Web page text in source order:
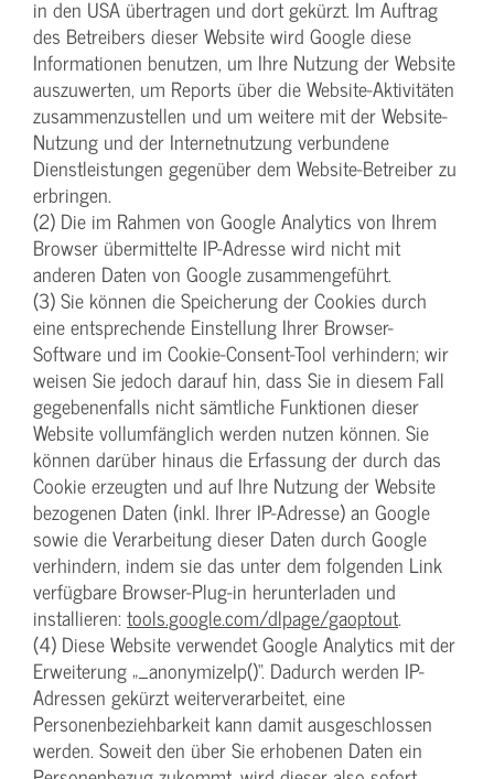
in den USA übertragen und dort gekürzt. Im Auftrag
des Betreibers dieser Website wird Google diese
Informationen benutzen, um Ihre Nutzung der Website
auszuwerten, um Reports über die Website-Aktivitäten
zusammenzustellen und um weitere mit der Website-
Nutzung und der Internetnutzung verbundene
Dienstleistungen gegenüber dem Website-Betreiber zu
erbringen.
(2) Die im Rahmen von Google Analytics von Ihrem
Browser übermittelte IP-Adresse wird nicht mit
anderen Daten von Google zusammengeführt.
(3) Sie können die Speicherung der Cookies durch
eine entsprechende Einstellung Ihrer Browser-
Software und im Cookie-Consent-Tool verhindern; wir
weisen Sie jedoch darauf hin, dass Sie in diesem Fall
gegebenenfalls nicht sämtliche Funktionen dieser
Website vollumfänglich werden nutzen können. Sie
können darüber hinaus die Erfassung der durch das
Cookie erzeugten und auf Ihre Nutzung der Website
bezogenen Daten (inkl. Ihrer IP-Adresse) an Google
sowie die Verarbeitung dieser Daten durch Google
verhindern, indem sie das unter dem folgenden Link
verfügbare Browser-Plug-in herunterladen und
installieren: tools.google.com/dlpage/gaoptout.
(4) Diese Website verwendet Google Analytics mit der
Erweiterung „_anonymizeIp()“. Dadurch werden IP-
Adressen gekürzt weiterverarbeitet, eine
Personenbeziehbarkeit kann damit ausgeschlossen
werden. Soweit den über Sie erhobenen Daten ein